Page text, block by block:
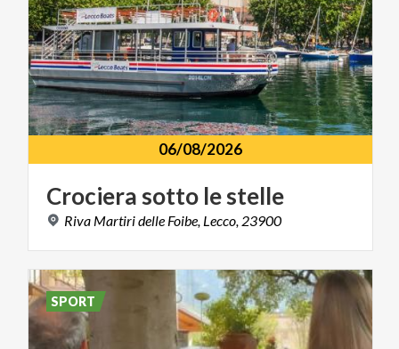
06/08/2026
Crociera sotto lestelle
Riva Martiridelle Foibe, Lecco, 23900
SPORT